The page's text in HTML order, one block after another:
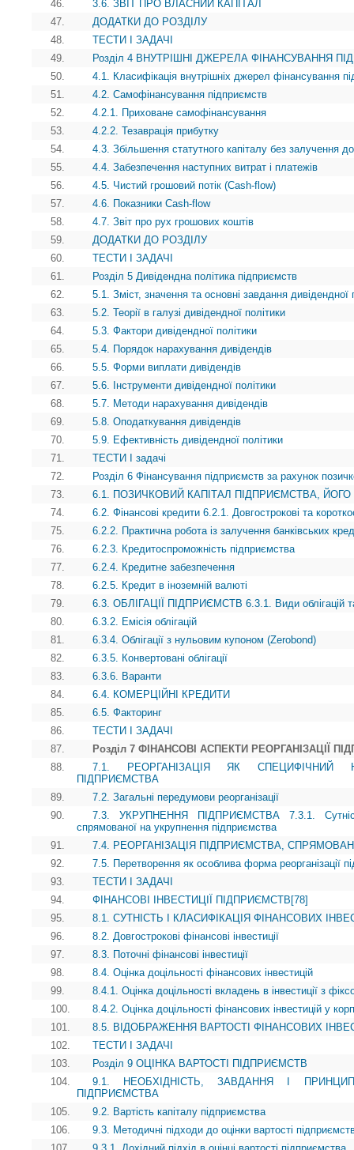
46.
3.6. ЗВІТ ПРО ВЛАСНИЙ КАПІТАЛ
47.
ДОДАТКИ ДО РОЗДІЛУ
48.
ТЕСТИ І ЗАДАЧІ
49.
Розділ 4 ВНУТРІШНІ ДЖЕРЕЛА ФІНАНСУВАННЯ
50.
4.1. Класифікація внутрішніх джерел фінансування
51.
4.2. Самофінансування підприємств
52.
4.2.1. Приховане самофінансування
53.
4.2.2. Тезаврація прибутку
54.
4.3. Збільшення статутного капіталу без залучення
55.
4.4. Забезпечення наступних витрат i платежів
56.
4.5. Чистий грошовий потік (Cash-flow)
57.
4.6. Показники Cash-flow
58.
4.7. Звіт про рух грошових коштів
59.
ДОДАТКИ ДО РОЗДІЛУ
60.
ТЕСТИ І ЗАДАЧІ
61.
Розділ 5 Дивідендна політика підприємств
62.
5.1. Зміст, значення та основні завдання дивідендної
63.
5.2. Теорії в галузі дивідендної політики
64.
5.3. Фактори дивідендної політики
65.
5.4. Порядок нарахування дивідендів
66.
5.5. Форми виплати дивідендів
67.
5.6. Інструменти дивідендної політики
68.
5.7. Методи нарахування дивідендів
69.
5.8. Оподаткування дивідендів
70.
5.9. Ефективність дивідендної політики
71.
ТЕСТИ І задачі
72.
Розділ 6 Фінансування підприємств за рахунок
73.
6.1. ПОЗИЧКОВИЙ КАПІТАЛ ПІДПРИЄМСТВА,
74.
6.2. Фінансові кредити 6.2.1. Довгострокові та
75.
6.2.2. Практична робота із залучення банківських
76.
6.2.3. Кредитоспроможність підприємства
77.
6.2.4. Кредитне забезпечення
78.
6.2.5. Кредит в іноземній валюті
79.
6.3. ОБЛІГАЦІЇ ПІДПРИЄМСТВ 6.3.1. Види облігацій
80.
6.3.2. Емісія облігацій
81.
6.3.4. Облігації з нульовим купоном (Zerobond)
82.
6.3.5. Конвертовані облігації
83.
6.3.6. Варанти
84.
6.4. КОМЕРЦІЙНІ КРЕДИТИ
85.
6.5. Факторинг
86.
ТЕСТИ І ЗАДАЧІ
87.
Розділ 7 ФІНАНСОВІ АСПЕКТИ РЕОРГАНІЗАЦІЇ
88.
7.1. РЕОРГАНІЗАЦІЯ ЯК СПЕЦИФІЧНИЙ
ПІДПРИЄМСТВА
89.
7.2. Загальні передумови реорганізації
90.
7.3. УКРУПНЕННЯ ПІДПРИЄМСТВА 7.3.1.
спрямованої на укрупнення підприємства
91.
7.4. РЕОРГАНІЗАЦІЯ ПІДПРИЄМСТВА,
92.
7.5. Перетворення як особлива форма реорганізації
93.
ТЕСТИ І ЗАДАЧІ
94.
ФІНАНСОВІ ІНВЕСТИЦІЇ ПІДПРИЄМСТВ[78]
95.
8.1. СУТНІСТЬ І КЛАСИФІКАЦІЯ ФІНАНСОВИХ
96.
8.2. Довгострокові фінансові інвестиції
97.
8.3. Поточні фінансові інвестиції
98.
8.4. Оцінка доцільності фінансових інвестицій
99.
8.4.1. Оцінка доцільності вкладень в інвестиції з
100.
8.4.2. Оцінка доцільності фінансових інвестицій у
101.
8.5. ВІДОБРАЖЕННЯ ВАРТОСТІ ФІНАНСОВИХ
102.
ТЕСТИ І ЗАДАЧІ
103.
Розділ 9 ОЦІНКА ВАРТОСТІ ПІДПРИЄМСТВ
104.
9.1. НЕОБХІДНІСТЬ, ЗАВДАННЯ І
ПІДПРИЄМСТВА
105.
9.2. Вартість капіталу підприємства
106.
9.3. Методичні підходи до оцінки вартості